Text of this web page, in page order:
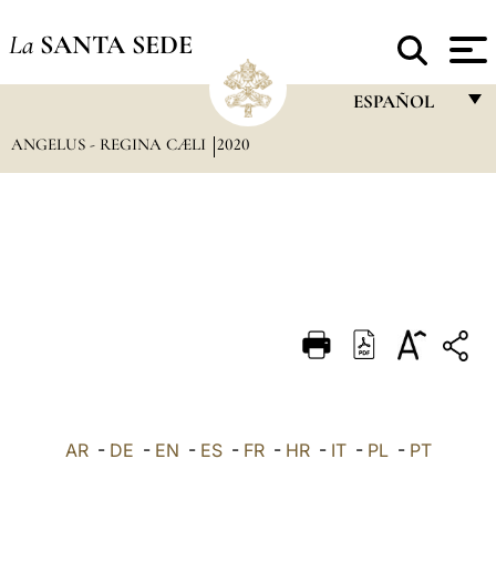
La SANTA SEDE
ESPAÑOL
DEUTSCH
العربيّة
ANGELUS - REGINA CÆLI 2020
AR- DE - EN - ES- FR- HR- IT- PL- PT